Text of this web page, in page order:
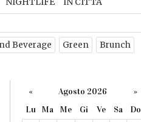
Beverage Green Brunch
« Agosto 2026
»
Lu
Ma Me Gi Ve Sa
Do